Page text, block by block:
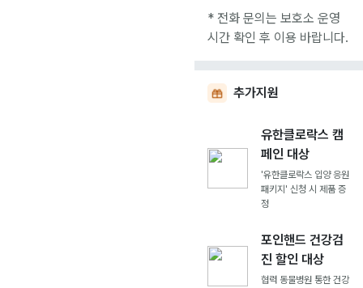
* 전화 문의는 보호소 운영
시간 확인 후 이용 바랍니다.
추가지원
유한클로락스 캠
페인 대상
'유한클로락스 입양 응원
패키지' 신청 시 제품 증
정
포인핸드 건강검
진 할인 대상
협력 동물병원 통한 건강